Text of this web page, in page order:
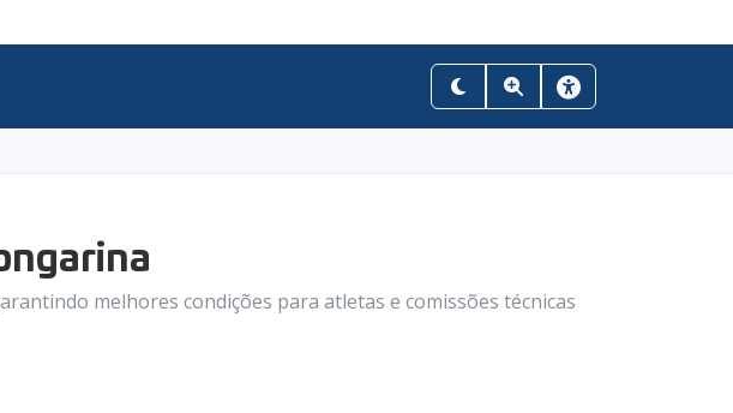
melhores condições para atletas e comissões técnicas